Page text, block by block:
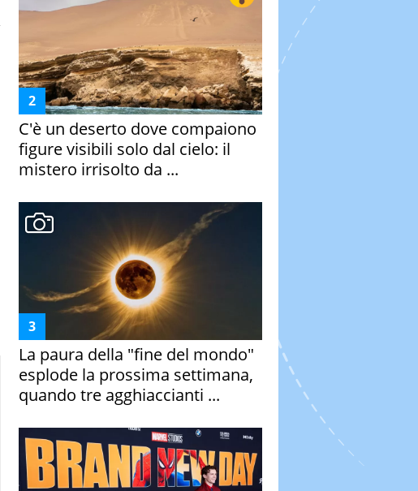
C'è un deserto dove compaiono
figure visibili solo dal cielo: il
mistero irrisolto da ...
La paura della "fine del mondo"
esplode la prossima settimana,
quando tre agghiaccianti ...